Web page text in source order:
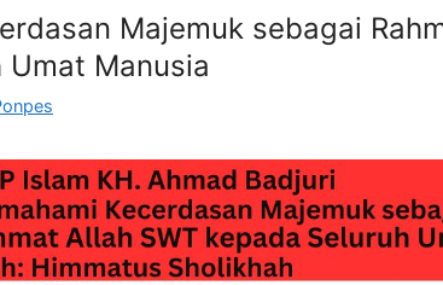
Majemuk sebagai
Umat Manusia